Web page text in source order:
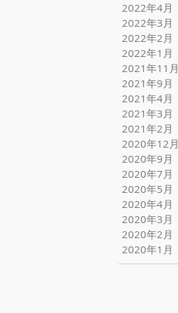
2022年4月
2022年3月
2022年2月
2022年1月
2021年11月
2021年9月
2021年4月
2021年3月
2021年2月
2020年12月
2020年9月
2020年7月
2020年5月
2020年4月
2020年3月
2020年2月
2020年1月